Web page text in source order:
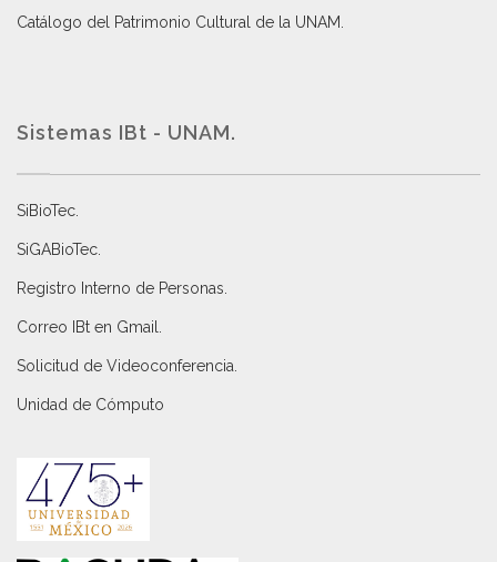
Catálogo del Patrimonio Cultural de la UNAM.
Sistemas IBt - UNAM.
SiBioTec.
SiGABioTec.
Registro Interno de Personas.
Correo IBt en Gmail.
Solicitud de Videoconferencia.
Unidad de Cómputo